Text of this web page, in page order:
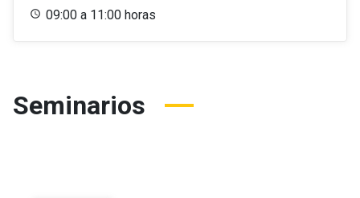
09:00 a 11:00 horas
Seminarios